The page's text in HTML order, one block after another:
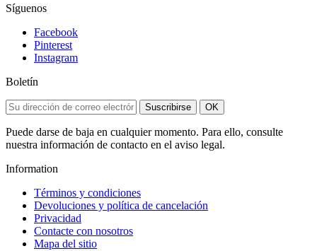
Síguenos
Facebook
Pinterest
Instagram
Boletín
Suscribirse OK
Puede darse de baja en cualquier momento. Para ello, consulte
nuestra información de contacto en el aviso legal.
Information
Términos y condiciones
Devoluciones y política de cancelación
Privacidad
Contacte con nosotros
Mapa del sitio